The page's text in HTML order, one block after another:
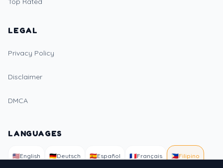
LEGAL
Privacy Policy
Disclaimer
DMCA
LANGUAGES
🇺🇸English 🇩🇪Deutsch 🇪🇸Español 🇫🇷Français 🇵🇭Filipino